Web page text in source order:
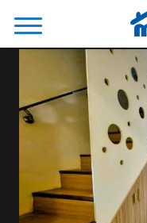
2026 台北降價好屋限量釋出
2026 台中降價好屋限量釋出